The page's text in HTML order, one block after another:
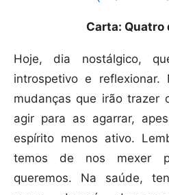
Carta: Quatro
Hoje, dia nostálgico,
introspetivo e reflexionar.
mudanças que irão trazer
agir para as agarrar,
espírito menos ativo.
temos de nos mexer
queremos. Na saúde,